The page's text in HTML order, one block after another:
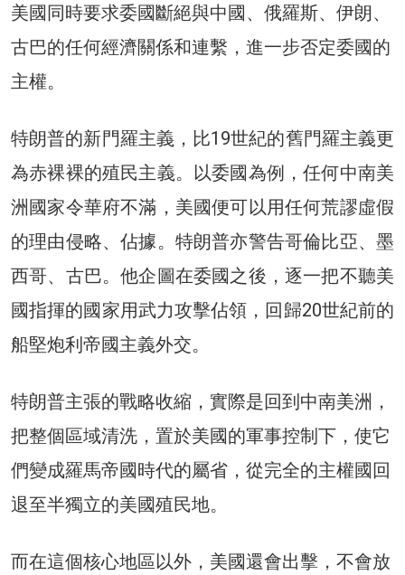
美國同時要求委國斷絕與中國、俄羅斯、伊朗、
古巴的任何經濟關係和連繫，進一步否定委國的
主權。
特朗普的新門羅主義，比19世紀的舊門羅主義更
為赤裸裸的殖民主義。以委國為例，任何中南美
洲國家令華府不滿，美國便可以用任何荒謬虛假
的理由侵略、佔據。特朗普亦警告哥倫比亞、墨
西哥、古巴。他企圖在委國之後，逐一把不聽美
國指揮的國家用武力攻擊佔領，回歸20世紀前的
船堅炮利帝國主義外交。
特朗普主張的戰略收縮，實際是回到中南美洲，
把整個區域清洗，置於美國的軍事控制下，使它
們變成羅馬帝國時代的屬省，從完全的主權國回
退至半獨立的美國殖民地。
而在這個核心地區以外，美國還會出擊，不會放